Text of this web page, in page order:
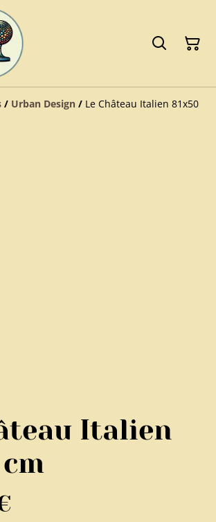
/ Urban Design / Le Château Italien 81x50
Italien